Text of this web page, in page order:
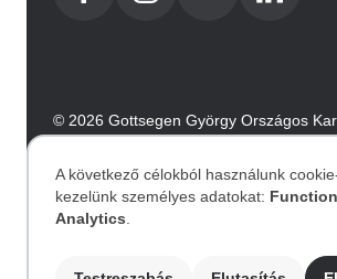
© 2026 Gottsegen György Országos
Intézet. Minden jog fenntartva.
Személyes
A következő célokból használunk
kezelünk személyes adatokat:
Analytics